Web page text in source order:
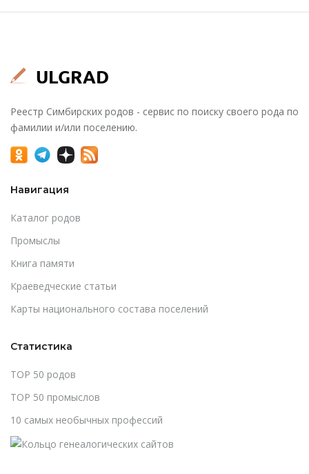
Реестр Симбирских родов - сервис по поиску своего рода по
фамилии и/или поселению.
Навигация
Каталог родов
Промыслы
Книга памяти
Краеведческие статьи
Карты национального состава поселений
Статистика
TOP 50 родов
TOP 50 промыслов
10 самых необычных профессий